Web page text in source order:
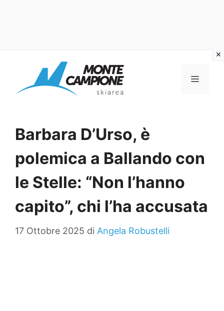
contenuto
MENU
Barbara D’Urso, è
polemica a Ballando con
le Stelle: “Non l’hanno
capito”, chi l’ha accusata
17 Ottobre 2025 di Angela Robustelli